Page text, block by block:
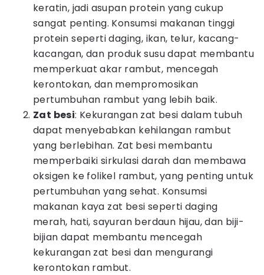
keratin, jadi asupan protein yang cukup
sangat penting. Konsumsi makanan tinggi
protein seperti daging, ikan, telur, kacang-
kacangan, dan produk susu dapat membantu
memperkuat akar rambut, mencegah
kerontokan, dan mempromosikan
pertumbuhan rambut yang lebih baik.
Zat besi: Kekurangan zat besi dalam tubuh
dapat menyebabkan kehilangan rambut
yang berlebihan. Zat besi membantu
memperbaiki sirkulasi darah dan membawa
oksigen ke folikel rambut, yang penting untuk
pertumbuhan yang sehat. Konsumsi
makanan kaya zat besi seperti daging
merah, hati, sayuran berdaun hijau, dan biji-
bijian dapat membantu mencegah
kekurangan zat besi dan mengurangi
kerontokan rambut.